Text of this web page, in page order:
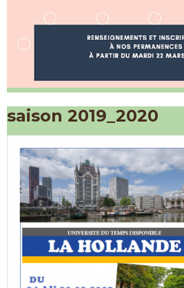
saison 2019_2020